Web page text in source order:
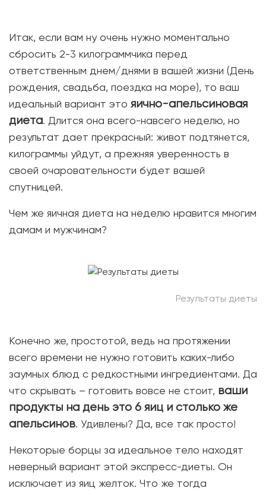
Итак, если вам ну очень нужно моментально
сбросить 2-3 килограммчика перед
ответственным днем/днями в вашей жизни (День
рождения, свадьба, поездка на море), то ваш
идеальный вариант это яично-апельсиновая
диета. Длится она всего-навсего неделю, но
результат дает прекрасный: живот подтянется,
килограммы уйдут, а прежняя уверенность в
своей очаровательности будет вашей
спутницей.
Чем же яичная диета на неделю нравится многим
дамам и мужчинам?
Результаты диеты
Конечно же, простотой, ведь на протяжении
всего времени не нужно готовить каких-либо
заумных блюд с редкостными ингредиентами. Да
что скрывать – готовить вовсе не стоит, ваши
продукты на день это 6 яиц и столько же
апельсинов. Удивлены? Да, все так просто!
Некоторые борцы за идеальное тело находят
неверный вариант этой экспресс-диеты. Он
исключает из яиц желток. Что же тогда